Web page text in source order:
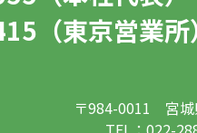
（東京営業所
〒984-0011 宮城